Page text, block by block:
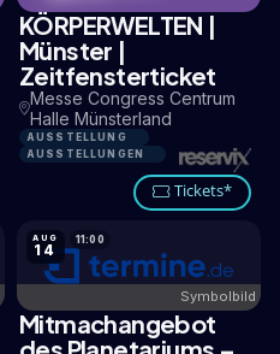
1,9 KM
KÖRPERWELTEN |
Münster |
Zeitfensterticket
Messe Congress Centrum
Halle Münsterland
AUSSTELLUNG
AUSSTELLUNGEN
Tickets*
AUG
14
11:00
2,8 KM
Symbolbild
Mitmachangebot